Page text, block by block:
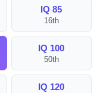
IQ 85
16th
IQ 100
50th
IQ 120